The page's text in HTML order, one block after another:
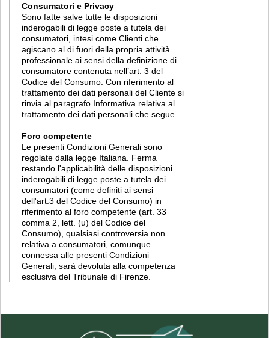
Consumatori e Privacy
Sono fatte salve tutte le disposizioni
inderogabili di legge poste a tutela dei
consumatori, intesi come Clienti che
agiscano al di fuori della propria attività
professionale ai sensi della definizione di
consumatore contenuta nell’art. 3 del
Codice del Consumo. Con riferimento al
trattamento dei dati personali del Cliente si
rinvia al paragrafo Informativa relativa al
trattamento dei dati personali che segue.
Foro competente
Le presenti Condizioni Generali sono
regolate dalla legge Italiana. Ferma
restando l'applicabilità delle disposizioni
inderogabili di legge poste a tutela dei
consumatori (come definiti ai sensi
dell'art.3 del Codice del Consumo) in
riferimento al foro competente (art. 33
comma 2, lett. (u) del Codice del
Consumo), qualsiasi controversia non
relativa a consumatori, comunque
connessa alle presenti Condizioni
Generali, sarà devoluta alla competenza
esclusiva del Tribunale di Firenze.